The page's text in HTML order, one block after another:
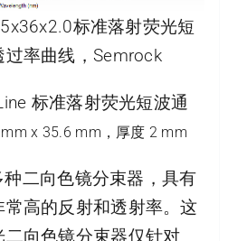
标准落射荧光短
率曲线，Semrock
标准落射荧光短波通
mm x 35.6 mm，厚度 2 mm
二向色镜分束器，具有
常高的反射和透射率。这
向色镜分束器仅针对